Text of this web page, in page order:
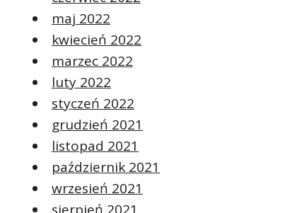
maj 2022
kwiecień 2022
marzec 2022
luty 2022
styczeń 2022
grudzień 2021
listopad 2021
październik 2021
wrzesień 2021
sierpień 2021